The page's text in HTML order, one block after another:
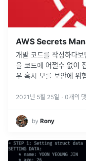
AWS Secrets
개발 코드를 작성하다
을 코드에 어쩔수 없이
우 혹시 모를 보안에 위
시...
2021년 5월 25일 · 0개의
by Rony